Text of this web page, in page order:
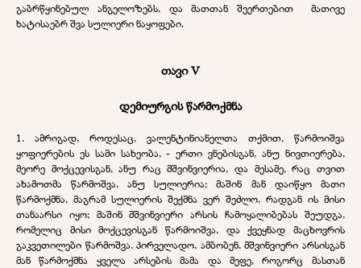
გაბრწყინებულ ანგელოზებს, და მათთან შეერთებით მათივე
ხატისაებრ შვა სულიერი ნაყოფები.
თავი V
დემიურგის წარმოქმნა
1. ამრიგად, როდესაც, ვალენტინიანელთა თქმით, წარმოიშვა
ყოფიერების ეს სამი სახეობა, - ერთი ვნებისგან, ანუ ნივთიერება,
მეორე მოქცევისგან, ანუ რაც მშვინვიერია, და მესამე, რაც თვით
ახამოთმა წარმოშვა, ანუ სულიერია; მაშინ მან დაიწყო მათი
წარმოქმნა, მაგრამ სულიერის შექმნა ვერ შეძლო, რადგან ის მისი
თანაარსი იყო; მაშინ მშვინვიერი არსის ჩამოყალიბებას შეუდგა,
რომელიც მისი მოქცევისგან წარმოიშვა, და ქვეყნად მაცხოვრის
გაკვეთილები წარმოშვა. პირველადო, ამბობენ, მშვინვიერი არსისგან
მან წარმოქმნა ყველა არსების მამა და მეფე, როგორც მასთან